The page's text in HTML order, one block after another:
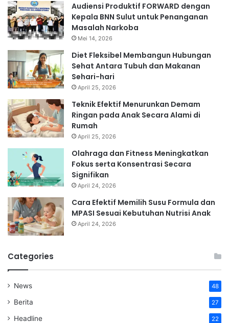
Audiensi Produktif FORWARD dengan
Kepala BNN Sulut untuk Penanganan
Masalah Narkoba
Mei 14, 2026
Diet Fleksibel Membangun Hubungan
Sehat Antara Tubuh dan Makanan
Sehari-hari
April 25, 2026
Teknik Efektif Menurunkan Demam
Ringan pada Anak Secara Alami di
Rumah
April 25, 2026
Olahraga dan Fitness Meningkatkan
Fokus serta Konsentrasi Secara
Signifikan
April 24, 2026
Cara Efektif Memilih Susu Formula dan
MPASI Sesuai Kebutuhan Nutrisi Anak
April 24, 2026
Categories
News 48
Berita 27
Headline 22